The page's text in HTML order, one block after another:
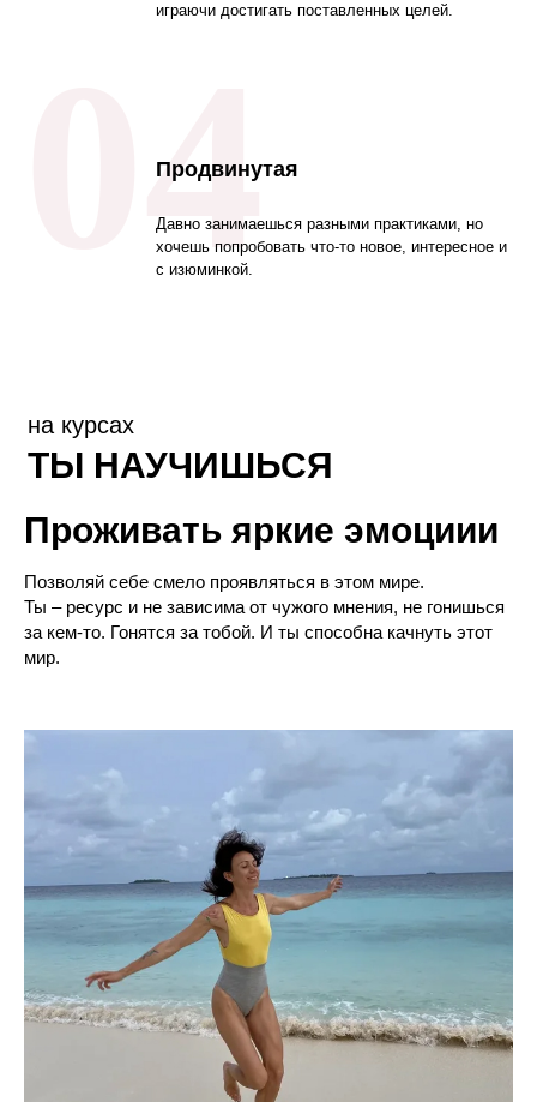
играючи достигать поставленных целей.
Продвинутая
Давно занимаешься разными практиками, но
хочешь попробовать что-то новое, интересное и
с изюминкой.
04
ТЫ НАУЧИШЬСЯ
на курсах
Проживать яркие эмоциии
Позволяй себе смело проявляться в этом мире.
Ты – ресурс и не зависима от чужого мнения, не гонишься
за кем-то. Гонятся за тобой. И ты способна качнуть этот
мир.